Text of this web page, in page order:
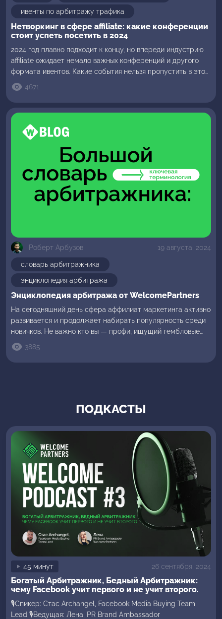
ивенты по арбитражу трафика
Нетворкинг в сфере affiliate: какие конференции
стоит успеть посетить в 2024
2024 год плавно подходит к концу, но впереди индустрию
affiliate ожидает немало важных конференций и другого
формата ивентов. Какие события нельзя пропустить в этом
году, читайте в обзоре WelcomePartners и добавляйте их в
свой календарь прямо сейчас. SiGMA Будапешт SiGMA –
топовый ивент в сфере аффилейт, объединяющий всех
представителей индустрии, включая гемблинг, беттинг,
криптовалютные платформы, […]
4671
Роберт Арбузов 19 августа, 2024
словарь арбитражника
энциклопедия арбитража
Энциклопедия арбитража от WelcomePartners
На сегодняшний день сфера аффилиат маркетинга активно
развивается и продолжает набирать популярность среди
новичков. Не важно кто вы — профи, ищущий гембловые
ключи для продвижения сайтов, или же начинающий
вебмастер, — вам всегда может пригодиться
энциклопедия аффилейта. Команда WelcomePartners
3885
ПОДКАСТЫ
45 минут 26 сентября, 2024
Богатый Арбитражник, Бедный Арбитражник:
чему Facebook учит первого и не учит второго.
🎙Спикер: Стас Archangel, Facebook Media Buying Team
Lead 🎙Ведущая: Лена, PR Brand Ambassador